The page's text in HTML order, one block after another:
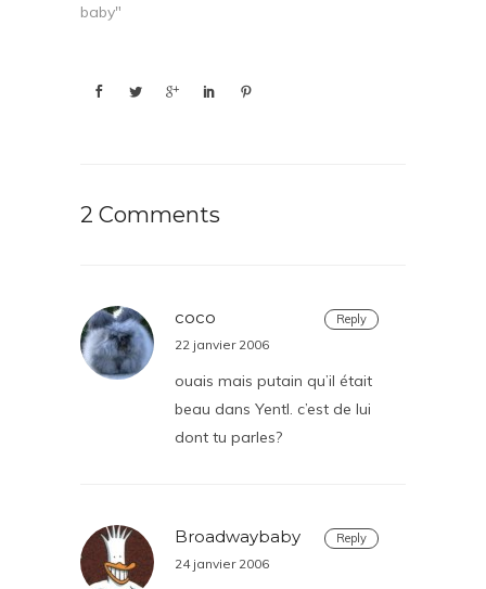
baby"
2 Comments
Reply
coco
22 janvier 2006
ouais mais putain qu’il était
beau dans Yentl. c’est de lui
dont tu parles?
Reply
Broadwaybaby
24 janvier 2006